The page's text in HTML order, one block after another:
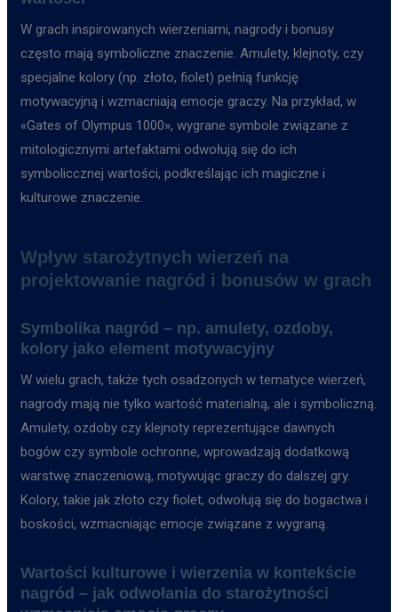
W grach inspirowanych wierzeniami, nagrody i bonusy
często mają symboliczne znaczenie. Amulety, klejnoty, czy
specjalne kolory (np. złoto, fiolet) pełnią funkcję
motywacyjną i wzmacniają emocje graczy. Na przykład, w
«Gates of Olympus 1000», wygrane symbole związane z
mitologicznymi artefaktami odwołują się do ich
symboliccznej wartości, podkreślając ich magiczne i
kulturowe znaczenie.
Wpływ starożytnych wierzeń na
projektowanie nagród i bonusów w grach
Symbolika nagród – np. amulety, ozdoby,
kolory jako element motywacyjny
W wielu grach, także tych osadzonych w tematyce wierzeń,
nagrody mają nie tylko wartość materialną, ale i symboliczną.
Amulety, ozdoby czy klejnoty reprezentujące dawnych
bogów czy symbole ochronne, wprowadzają dodatkową
warstwę znaczeniową, motywując graczy do dalszej gry.
Kolory, takie jak złoto czy fiolet, odwołują się do bogactwa i
boskości, wzmacniając emocje związane z wygraną.
Wartości kulturowe i wierzenia w kontekście
nagród – jak odwołania do starożytności